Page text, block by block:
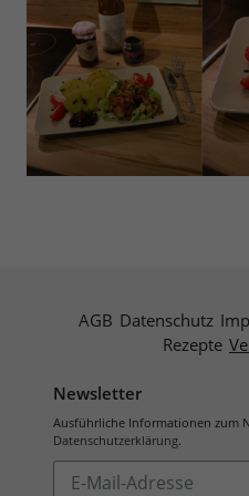
AGB Datenschutz
Rezepte
Newsletter
Ausführliche Informationen zum
Datenschutzerklärung.
Abonnieren